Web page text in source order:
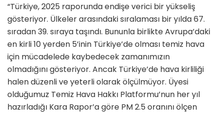
“Türkiye, 2025 raporunda endişe verici bir yükseliş
gösteriyor. Ülkeler arasındaki sıralaması bir yılda 67.
sıradan 39. sıraya taşındı. Bununla birlikte Avrupa’daki
en kirli 10 yerden 5’inin Türkiye’de olması temiz hava
için mücadelede kaybedecek zamanımızın
olmadığını gösteriyor. Ancak Türkiye’de hava kirliliği
halen düzenli ve yeterli olarak ölçülmüyor. Üyesi
olduğumuz Temiz Hava Hakkı Platformu’nun her yıl
hazırladığı Kara Rapor’a göre PM 2.5 oranını ölçen